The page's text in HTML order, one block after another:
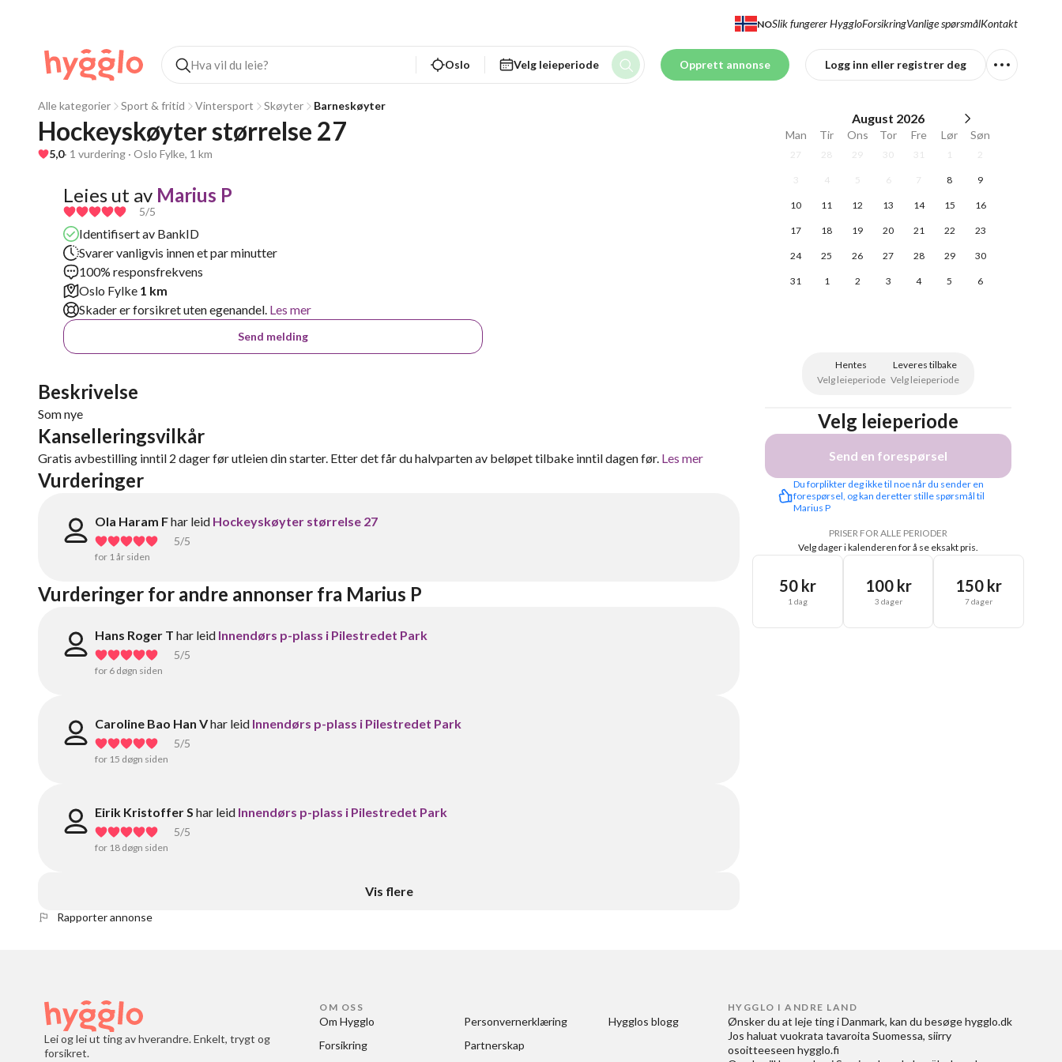
NOSlik fungerer HyggloForsikringVanlige spørsmålKontakt
Oslo Velg leieperiode Opprett annonse Logg inn eller registrer deg
Alle kategorier Sport & fritid Vintersport Skøyter Barneskøyter
Hockeyskøyter størrelse 27
5,0· 1 vurdering · Oslo Fylke, 1 km
Leies ut av Marius P
5/5
Identifisert av BankID
Svarer vanligvis innen et par minutter
100% responsfrekvens
Oslo Fylke 1 km
Skader er forsikret uten egenandel. Les mer
Send melding
Beskrivelse
Som nye
Kanselleringsvilkår
Gratis avbestilling inntil 2 dager før utleien din starter. Etter det får du halvparten av beløpet tilbake inntil dagen før. Les mer
Vurderinger
Ola Haram Fhar leid Hockeyskøyter størrelse 27
5/5
for 1 år siden
Vurderinger for andre annonser fra Marius P
Hans Roger T har leid Innendørs p-plass i Pilestredet Park
5/5
for 6 døgn siden
Caroline Bao Han Vhar leid Innendørs p-plass i Pilestredet Park
5/5
for 15 døgn siden
Eirik Kristoffer S har leid Innendørs p-plass i Pilestredet Park
5/5
for 18 døgn siden
Vis flere
August 2026
Man Tir Ons Tor Fre Lør Søn
27 28 29 30 31 1 2
3 4 5 6 7 8 9
10 11 12 13 14 15 16
17 18 19 20 21 22 23
24 25 26 27 28 29 30
31 1 2 3 4 5 6
Hentes
Velg leieperiode
Leveres tilbake
Velg leieperiode
Velg leieperiode
Send en forespørsel
Du forplikter deg ikke til noe når du sender en
forespørsel, og kan deretter stille spørsmål til
Marius P
PRISER FOR ALLE PERIODER
Velg dager i kalenderen for å se eksakt pris.
50 kr
1 dag
100 kr
3 dager
150 kr
7 dager
Rapporter annonse
Lei og lei ut ting av hverandre. Enkelt, trygt og
forsikret.
OM OSS
Om Hygglo
Forsikring
Personvernerklæring
Partnerskap
Hygglos blogg
HYGGLO I ANDRE LAND
Ønsker du at leje ting i Danmark, kan du besøge hygglo.dk
Jos haluat vuokrata tavaroita Suomessa, siirry
osoitteeseen hygglo.fi